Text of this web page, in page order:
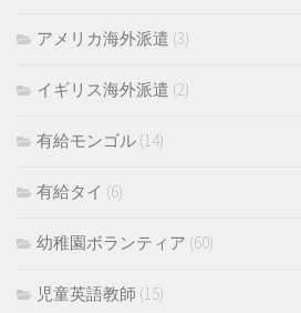
アメリカ海外派遣 (3)
イギリス海外派遣 (2)
有給モンゴル (14)
有給タイ (6)
幼稚園ボランティア (60)
児童英語教師 (15)